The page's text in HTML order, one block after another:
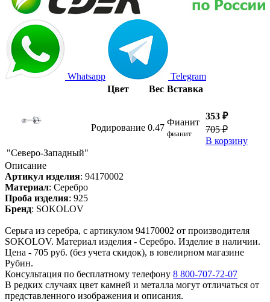
Whatsapp
Telegram
Цвет
Вес Вставка
"Северо-Западный"
Родирование 0.47
Фианит
фианит
353 ₽
705 ₽
В корзину
Описание
Артикул изделия: 94170002
Материал: Серебро
Проба изделия: 925
Бренд: SOKOLOV
Серьга из серебра, с артикулом 94170002 от производителя
SOKOLOV. Материал изделия - Серебро. Изделие в наличии.
Цена - 705 руб. (без учета скидок), в ювелирном магазине
Рубин.
Консультация по бесплатному телефону 8 800-707-72-07
В редких случаях цвет камней и металла могут отличаться от
представленного изображения и описания.